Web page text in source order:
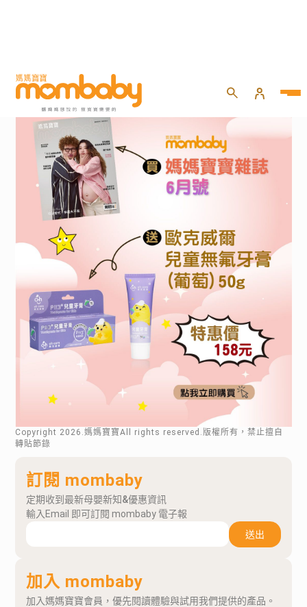
Copyright 2026 .媽媽寶寶All rights reserved.版權所有，禁止擅自
轉貼節錄
訂閱 mombaby
定期收到最新母嬰新知&優惠資訊
輸入Email 即可訂閱 mombaby 電子報
送出
加入 mombaby
加入媽媽寶寶會員，優先閱讀體驗與試用我們提供的產品。